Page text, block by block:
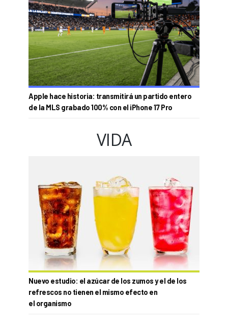
Apple hace historia: transmitirá un partido entero
de la MLS grabado 100% con el iPhone 17 Pro
VIDA
Nuevo estudio: el azúcar de los zumos y el de los
refrescos no tienen el mismo efecto en
el organismo